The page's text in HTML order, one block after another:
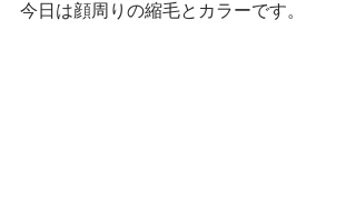
今日は顔周りの縮毛とカラーです。